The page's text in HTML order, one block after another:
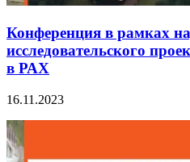
Конференция в рамках
исследовательского
в РАХ
16.11.2023